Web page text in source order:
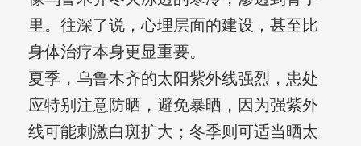
里。往深了说，心理层面的建设，甚至比
身体治疗本身更显重要。
夏季，乌鲁木齐的太阳紫外线强烈，患处
应特别注意防晒，避免暴晒，因为强紫外
线可能刺激白斑扩大；冬季则可适当晒太